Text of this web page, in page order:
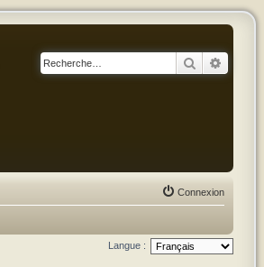
Rechercher
Connexion
Langue :